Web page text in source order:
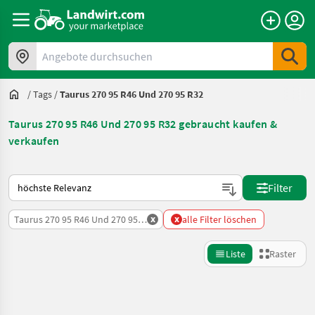
Angebote durchsuchen
/Tags /Taurus 270 95 R46 Und 270 95 R32
Taurus 270 95 R46 Und 270 95 R32 gebraucht kaufen &
verkaufen
So wird auf Landwirt.com sortiert
Filter
Taurus 270 95 R46 Und 270 95 R32
x x alle Filter löschen
Liste Raster